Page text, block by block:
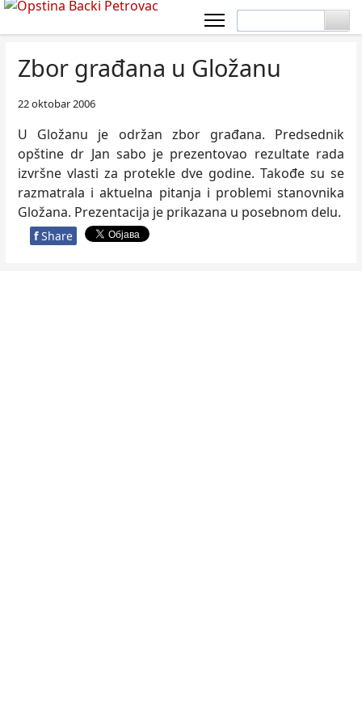
Zbor građana u Gložanu
22 oktobar 2006
U Gložanu je održan zbor građana. Predsednik
opštine dr Jan sabo je prezentovao rezultate rada
izvršne vlasti za protekle dve godine. Takođe su se
razmatrala i aktuelna pitanja i problemi stanovnika
Gložana. Prezentacija je prikazana u posebnom delu.
f Share